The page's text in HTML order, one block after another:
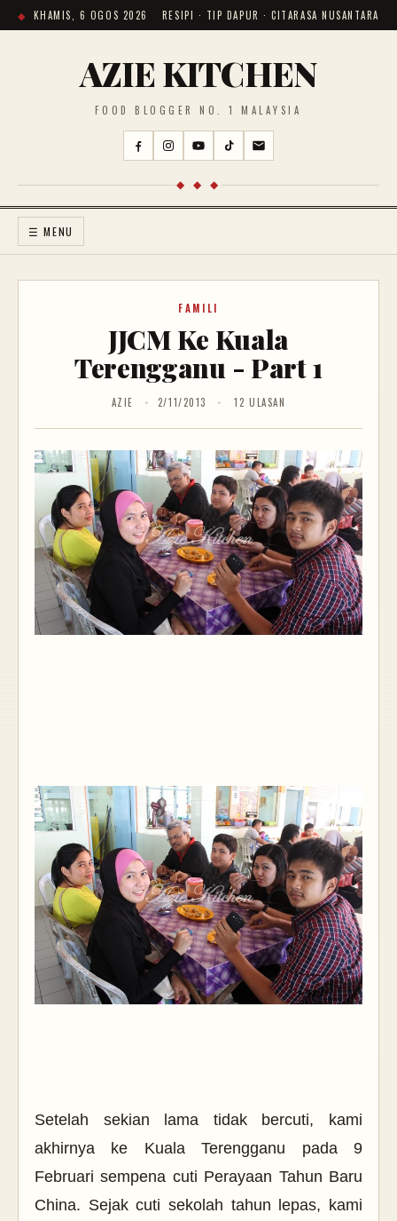
KHAMIS, 6 OGOS 2026 RESIPI · TIP DAPUR · CITARASA NUSANTARA
AZIE KITCHEN
FOOD BLOGGER NO. 1 MALAYSIA
◆ ◆ ◆
☰ MENU
FAMILI
JJCM Ke Kuala
Terengganu - Part 1
AZIE 2/11/2013 12 ULASAN
Setelah sekian lama tidak bercuti, kami
akhirnya ke Kuala Terengganu pada 9
Februari sempena cuti Perayaan Tahun Baru
China. Sejak cuti sekolah tahun lepas, kami